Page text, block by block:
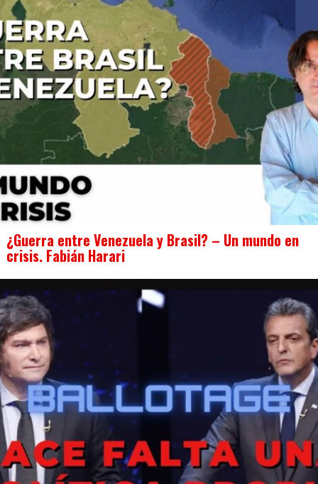
¿Guerra entre Venezuela y Brasil? – Un mundo en
crisis. Fabián Harari